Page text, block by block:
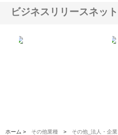
ビジネスリリースネット
ホーム > その他業種 > その他_法人・企業